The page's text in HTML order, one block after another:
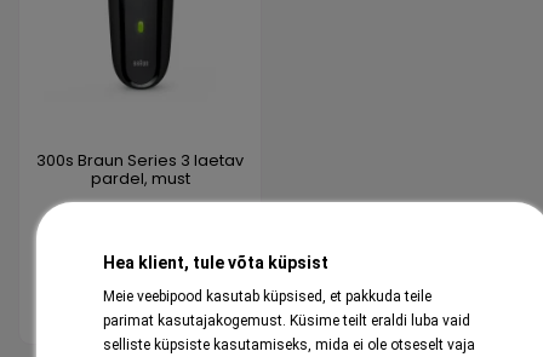
300s Braun Series 3 laetav
pardel, must
69,99 €
Osta
Hea klient, tule võta küpsist
Meie veebipood kasutab küpsised, et pakkuda teile
parimat kasutajakogemust. Küsime teilt eraldi luba vaid
selliste küpsiste kasutamiseks, mida ei ole otseselt vaja